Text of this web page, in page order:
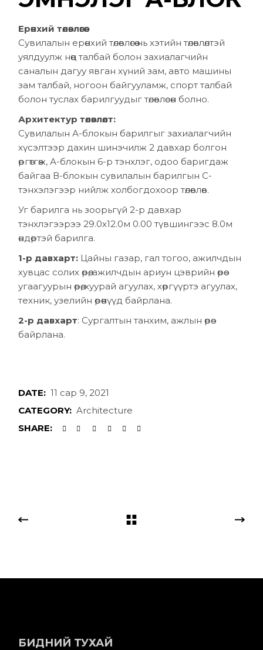
Ерөнхий төлөвлөгөө:
Сувилалын ерөнхий төлөвлөгөө нь хэтийн төлөвлөлтэй
уялдуулж нөөц талбай болон захиалагчийн
саналын дагуу явган хүний зам, авто машины
зам талбай, ногоон байгууламж, спорт талбай
болон туслах барилгуудыг төлөвлөсөн болно.
Архитектур төлөвлөлт:
Сувилалын А-блокын барилгыг захиалагчийн
хүсэлтээр дахин шинэчилж 2 давхар болгон
өргөтгөж, А-блокын 6-р тэнхлэг, одоо баригдаж
байгаа В-блокын сувилалын барилгын С-
тэнхэлэгээр нийлж холбогдохоор төлөвлөв.
Уг барилга нь зоорьгүй 2-р давхар
тэнхлэгээрээ 29.0х12.0м 0.00 түвшингээс 8.0м
өндөртэй барилга.
1-р давхарт: Цайны газар, гал тогоо, ажилчдын
хувцас солих өрөө, ажилчдын ариун цэврийн өрөө
угаагуурын өрөө, хуурай агуулах, хөргүүртэ агуулах,
техник, узелийн өрөөнүүд байрлана.
2-р давхарт: Сургалтын танхим, ажлын өрөө
байрлана.
DATE: 11 сар 9, 2021
CATEGORY: Architecture
SHARE:
БИДНИЙ ТУХАЙ